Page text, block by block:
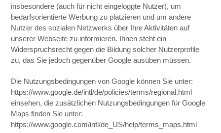
insbesondere (auch für nicht eingeloggte Nutzer), um
bedarfsorientierte Werbung zu platzieren und um andere
Nutzer des sozialen Netzwerks über Ihre Aktivitäten auf
unserer Webseite zu informieren. Ihnen steht ein
Widerspruchsrecht gegen die Bildung solcher Nutzerprofile
zu, das Sie jedoch gegenüber Google ausüben müssen.
Die Nutzungsbedingungen von Google können Sie unter:
https://www.google.de/intl/de/policies/terms/regional.html
einsehen, die zusätzlichen Nutzungsbedingungen für Google
Maps finden Sie unter:
https://www.google.com/intl/de_US/help/terms_maps.html